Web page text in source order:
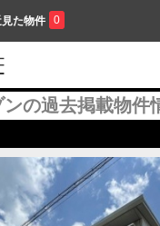
た物件 0
の過去掲載物件